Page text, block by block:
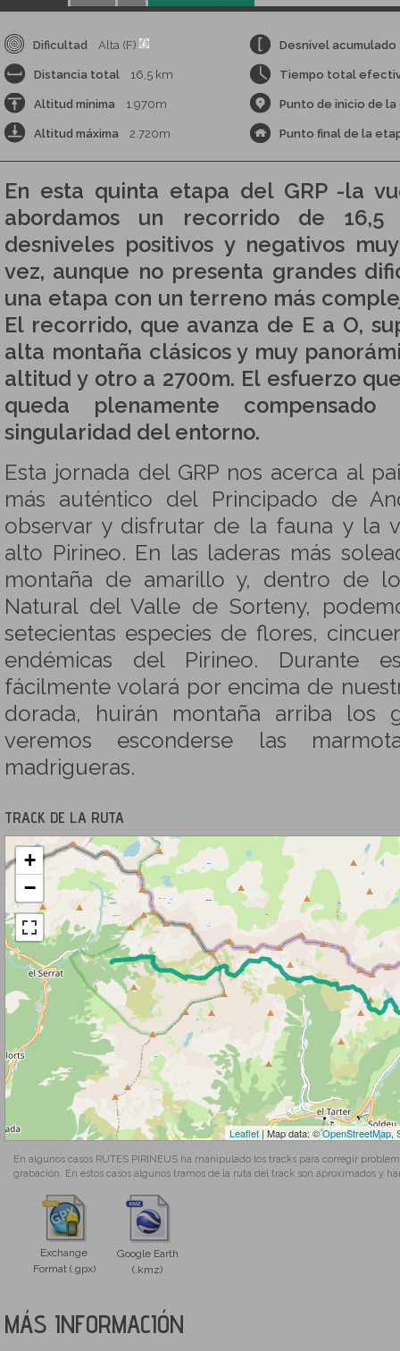
Dificultad Alta (F) Desnivel acumulado
Distancia total 16,5 km Tiempo total
Altitud mínima 1.970m Punto de inicio de
Altitud máxima 2.720m Punto final de la
En esta quinta etapa del GRP -la
abordamos un recorrido de
desniveles positivos y negativos
vez, aunque no presenta grandes
una etapa con un terreno más
El recorrido, que avanza de E a O,
alta montaña clásicos y muy
altitud y otro a 2700m. El esfuerzo
queda plenamente
singularidad del entorno.
Esta jornada del GRP nos acerca al
más auténtico del Principado de
observar y disfrutar de la fauna y la
alto Pirineo. En las laderas más
montaña de amarillo y, dentro de
Natural del Valle de Sorteny,
setecientas especies de flores,
endémicas del Pirineo. Durante
fácilmente volará por encima de
dorada, huirán montaña arriba los
veremos esconderse las
madrigueras.
TRACK DE LA RUTA
+
−
Leaflet| Map data: ©OpenStreetMap,
En algunos casos RUTES PIRINEUS ha manipulado los tracks para corregir
grabación. En estos casos algunos tramos de la ruta del track son aproximados y
Exchange
Format (.gpx)
Google Earth
(.kmz)
MÁS INFORMACIÓN